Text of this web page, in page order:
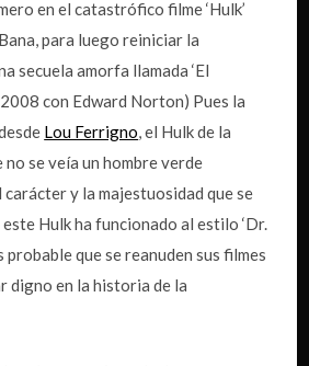
en el catastrófico filme ‘Hulk’
para luego reiniciar la
secuela amorfa llamada ‘El
con Edward Norton) Pues la
Lou Ferrigno, el Hulk de la
no se veía un hombre verde
y la majestuosidad que se
Hulk ha funcionado al estilo ‘Dr.
probable que se reanuden sus filmes
digno en la historia de la